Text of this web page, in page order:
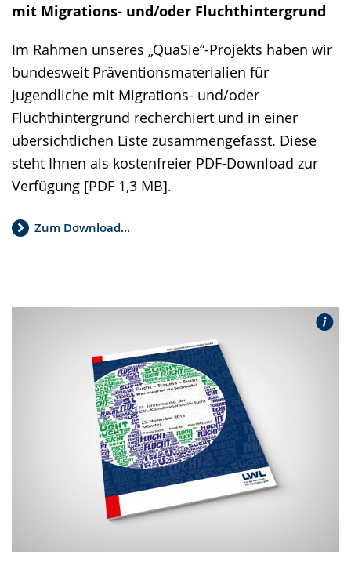
mit Migrations- und/oder Fluchthintergrund
Im Rahmen unseres „QuaSie“-Projekts haben wir
bundesweit Präventionsmaterialien für
Jugendliche mit Migrations- und/oder
Fluchthintergrund recherchiert und in einer
übersichtlichen Liste zusammengefasst. Diese
steht Ihnen als kostenfreier PDF-Download zur
Verfügung [PDF 1,3 MB].
Zum Download...